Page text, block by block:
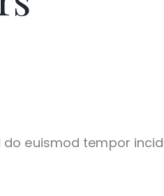
do euismod tempor